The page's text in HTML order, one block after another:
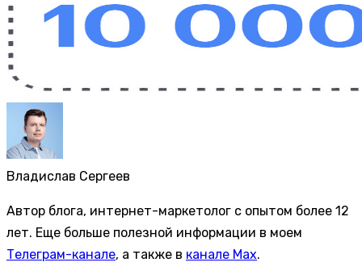
Владислав Сергеев
Автор блога, интернет-маркетолог с опытом более 12
лет. Еще больше полезной информации в моем
Телеграм-канале, а также в канале Max.